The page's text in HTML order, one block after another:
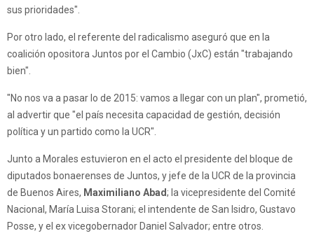
sus prioridades".
Por otro lado, el referente del radicalismo aseguró que en la
coalición opositora Juntos por el Cambio (JxC) están "trabajando
bien".
"No nos va a pasar lo de 2015: vamos a llegar con un plan", prometió,
al advertir que "el país necesita capacidad de gestión, decisión
política y un partido como la UCR".
Junto a Morales estuvieron en el acto el presidente del bloque de
diputados bonaerenses de Juntos, y jefe de la UCR de la provincia
de Buenos Aires, Maximiliano Abad; la vicepresidente del Comité
Nacional, María Luisa Storani; el intendente de San Isidro, Gustavo
Posse, y el ex vicegobernador Daniel Salvador; entre otros.